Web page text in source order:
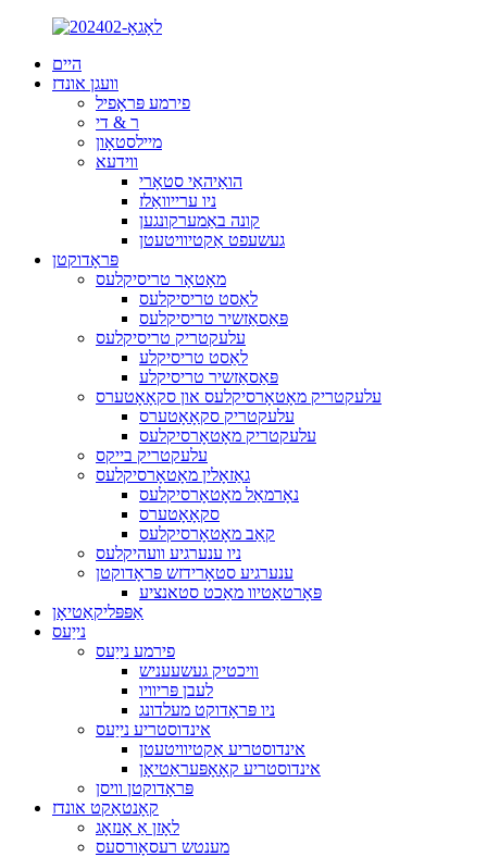
היים
וועגן אונדז
פירמע פּראָפיל
ר & די
מיילסטאָון
ווידעא
הואַיהאַי סטאָרי
ניו ערייוואַלז
קונה באַמערקונגען
געשעפט אַקטיוויטעטן
פּראָדוקטן
מאָטאָר טריסיקלעס
לאַסט טריסיקלעס
פּאַסאַזשיר טריסיקלעס
עלעקטריק טריסיקלעס
לאַסט טריסיקלע
פּאַסאַזשיר טריסיקלע
עלעקטריק מאָטאָרסיקלעס און סקאָאָטערס
עלעקטריק סקאָאָטערס
עלעקטריק מאָטאָרסיקלעס
עלעקטריק בייקס
גאַזאָלין מאָטאָרסיקלעס
נאָרמאַל מאָטאָרסיקלעס
סקאָאָטערס
קאַב מאָטאָרסיקלעס
ניו ענערגיע וועהיקלעס
ענערגיע סטאָרידזש פּראָדוקטן
פּאָרטאַטיוו מאַכט סטאנציע
אַפּפּליקאַטיאָן
נייַעס
פירמע נייַעס
וויכטיק געשעעניש
לעבן פּריוויו
ניו פּראָדוקט מעלדונג
אינדוסטריע נייַעס
אינדוסטריע אַקטיוויטעטן
אינדוסטריע קאָאָפּעראַטיאָן
פּראָדוקטן וויסן
קאָנטאַקט אונדז
לאָזן אַ אָנזאָג
מענטש רעסאָורסעס